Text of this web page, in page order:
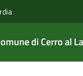
di Cerro al